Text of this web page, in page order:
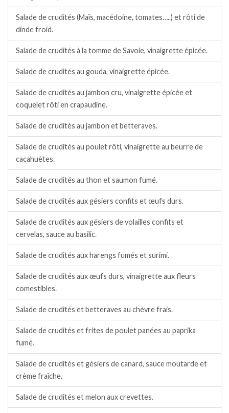
Salade de crudités (Maïs, macédoine, tomates…..) et rôti de
dinde froid.
Salade de crudités à la tomme de Savoie, vinaigrette épicée.
Salade de crudités au gouda, vinaigrette épicée.
Salade de crudités au jambon cru, vinaigrette épicée et
coquelet rôti en crapaudine.
Salade de crudités au jambon et betteraves.
Salade de crudités au poulet rôti, vinaigrette au beurre de
cacahuètes.
Salade de crudités au thon et saumon fumé.
Salade de crudités aux gésiers confits et œufs durs.
Salade de crudités aux gésiers de volailles confits et
cervelas, sauce au basilic.
Salade de crudités aux harengs fumés et surimi.
Salade de crudités aux œufs durs, vinaigrette aux fleurs
comestibles.
Salade de crudités et betteraves au chèvre frais.
Salade de crudités et frites de poulet panées au paprika
fumé.
Salade de crudités et gésiers de canard, sauce moutarde et
crème fraîche.
Salade de crudités et melon aux crevettes.